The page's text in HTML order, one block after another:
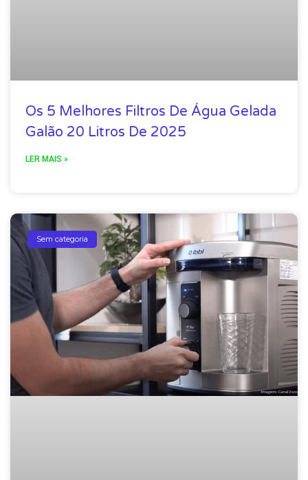
Os 5 Melhores Filtros De Água Gelada
Galão 20 Litros De 2025
LER MAIS »
Sem categoria